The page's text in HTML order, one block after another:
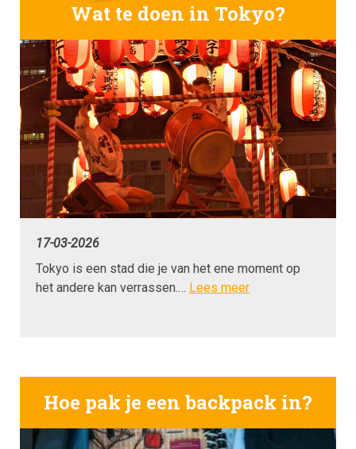
Wat te doen in Tokyo?
17-03-2026
Tokyo is een stad die je van het ene moment op
het andere kan verrassen.… Lees meer
Hoe pak je een backpack in?